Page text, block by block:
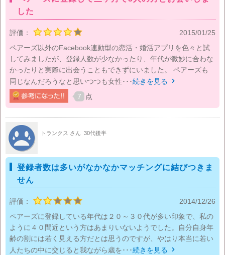
した
評価：
2015/01/25
ペアーズ以外のFacebook連動型の恋活・婚活アプリを色々と試
してみましたが、登録人数が少なかったり、年代が微妙に合わな
かったりと実際に出会うこともできずにいました。 ペアーズも
同じなんだろうなと思いつつも女性･･･続きを見る 
7 点
トランクス さん 30代後半
登録者数は多いがなかなかマッチングに結びつきま
せん
評価：
2014/12/26
ペアーズに登録している年代は２０～３０代が多い印象で、私の
ように４０間近という方はあまりいないようでした。自分自身年
齢の割には若く見える方だとは思うのですが、やはり本当に若い
人たちの中に交じると我ながら歳を･･･続きを見る 